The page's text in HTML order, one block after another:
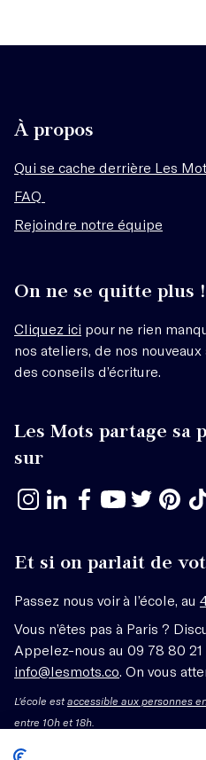
À propos
Qui se cache derrière Les
FAQ
Rejoindre notre équipe
On ne se quitte plus !
Cliquez ici pour ne rien
nos ateliers, de nos
des conseils d’écriture.
Les Mots partage sa
sur
Et si on parlait de
Passez nous voir à l’école, au
Vous n’êtes pas à Paris ?
Appelez-nous au 09 78 80
info@lesmots.co. On vous
L'école estaccessible aux personnes
entre 10h et 18h.